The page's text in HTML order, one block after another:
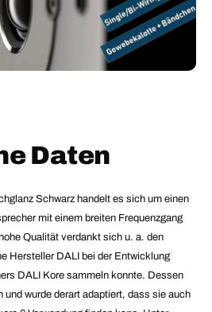
Daten
Schwarz handelt es sich um einen
mit einem breiten Frequenzgang
Qualität verdankt sich u. a. den
Hersteller DALI bei der Entwicklung
DALI Kore sammeln konnte. Dessen
und wurde derart adaptiert, dass sie auch